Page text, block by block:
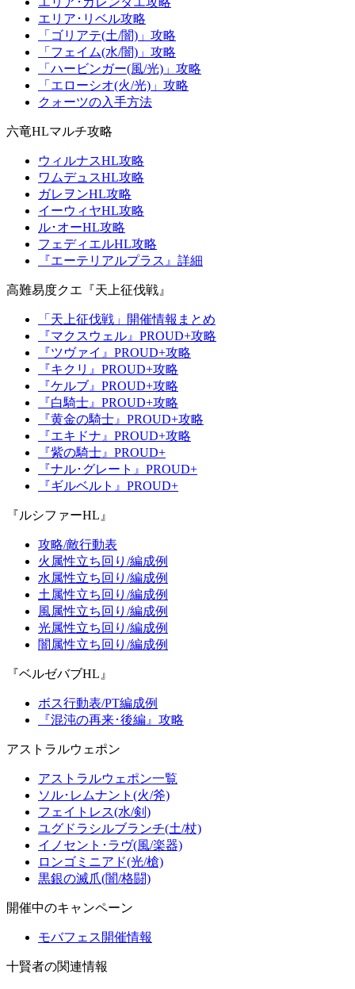
エリア･リベル攻略
「ゴリアテ(土/闇)」攻略
「フェイム(水/闇)」攻略
「ハービンガー(風/光)」攻略
「エローシオ(火/光)」攻略
クォーツの入手方法
六竜HLマルチ攻略
ウィルナスHL攻略
ワムデュスHL攻略
ガレヲンHL攻略
イーウィヤHL攻略
ル･オーHL攻略
フェディエルHL攻略
『エーテリアルプラス』詳細
高難易度クエ『天上征伐戦』
「天上征伐戦」開催情報まとめ
『マクスウェル』PROUD+攻略
『ツヴァイ』PROUD+攻略
『キクリ』PROUD+攻略
『ケルブ』PROUD+攻略
『白騎士』PROUD+攻略
『黄金の騎士』PROUD+攻略
『エキドナ』PROUD+攻略
『紫の騎士』PROUD+
『ナル･グレート』PROUD+
『ギルベルト』PROUD+
『ルシファーHL』
攻略/敵行動表
火属性立ち回り/編成例
水属性立ち回り/編成例
土属性立ち回り/編成例
風属性立ち回り/編成例
光属性立ち回り/編成例
闇属性立ち回り/編成例
『ベルゼバブHL』
ボス行動表/PT編成例
『混沌の再来･後編』攻略
アストラルウェポン
アストラルウェポン一覧
ソル･レムナント(火/斧)
フェイトレス(水/剣)
ユグドラシルブランチ(土/杖)
イノセント･ラヴ(風/楽器)
ロンゴミニアド(光/槍)
黒銀の滅爪(闇/格闘)
開催中のキャンペーン
モバフェス開催情報
十賢者の関連情報